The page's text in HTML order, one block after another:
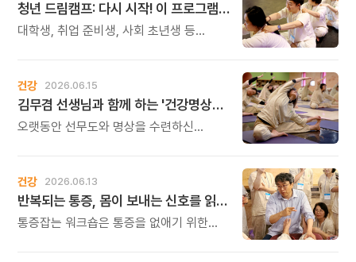
청년 드림캠프: 다시 시작! 이 프로그램은 아침편지 후원금으로 진행됩니다.
대학생, 취업 준비생, 사회 초년생 등
품고 앞으로 나아가는 시간입니다. 하지만
그 길 위에서 우리는 종종 취업 준비의
어려움, 실패의 경험, 방향을 잃은 듯한
고민을 마주하게 됩니다.
건강 2026.06.15
김무겸 선생님과 함께 하는 '건강명상법 스테이'
오랫동안 선무도와 명상을 수련하신
명상차담으로 명상에 대한 궁금증을
풀어나가는 시간입니다.
건강 2026.06.13
반복되는 통증, 몸이 보내는 신호를 읽는 시간
통증잡는 워크숍은 통증을 없애기 위한